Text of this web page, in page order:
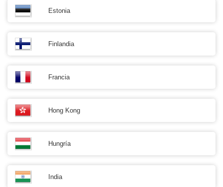
Estonia
Finlandia
Francia
Hong Kong
Hungría
India